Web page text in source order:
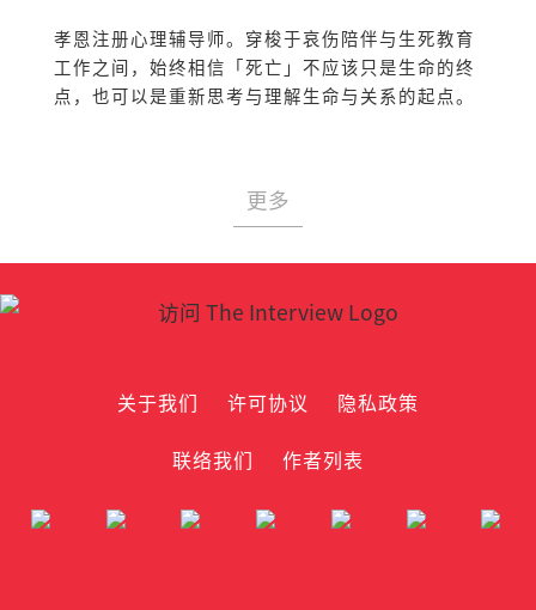
孝恩注册心理辅导师。穿梭于哀伤陪伴与生死教育
工作之间，始终相信「死亡」不应该只是生命的终
点，也可以是重新思考与理解生命与关系的起点。
更多
关于我们 许可协议
隐私政策
联络我们
作者列表